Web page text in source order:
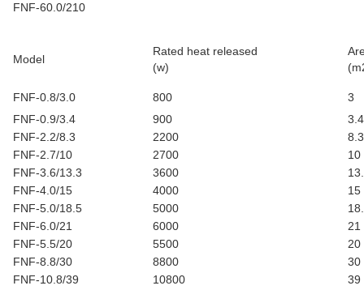
FNF-60.0/210
Model
Rated heat released
(w)
FNF-0.8/3.0 800
3
FNF-0.9/3.4
900
3.4
FNF-2.2/8.3
2200
8.3
FNF-2.7/10
2700
10
FNF-3.6/13.3
3600
FNF-4.0/15
4000
15
FNF-5.0/18.5
5000
FNF-6.0/21
6000
21
FNF-5.5/20
5500
20
FNF-8.8/30
8800
30
FNF-10.8/39
10800
39